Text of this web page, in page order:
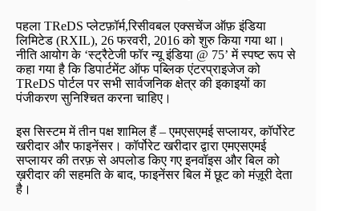
पहला TReDS प्लेटफ़ॉर्म,रिसीवबल एक्सचेंज ऑफ़ इंडिया
लिमिटेड (RXIL), 26 फरवरी, 2016 को शुरु किया गया था।
नीति आयोग के ‘स्ट्रैटेजी फॉर न्यू इंडिया @ 75’ में स्पष्ट रूप से
कहा गया है कि डिपार्टमेंट ऑफ पब्लिक एंटरप्राइजेज को
TReDS पोर्टल पर सभी सार्वजनिक क्षेत्र की इकाइयों का
पंजीकरण सुनिश्चित करना चाहिए।
इस सिस्टम में तीन पक्ष शामिल हैं – एमएसएमई सप्लायर, कॉर्पोरेट
खरीदार और फाइनेंसर। कॉर्पोरेट खरीदार द्वारा एमएसएमई
सप्लायर की तरफ़ से अपलोड किए गए इनवॉइस और बिल को
ख़रीदार की सहमति के बाद, फाइनेंसर बिल में छूट को मंज़ूरी देता
है।